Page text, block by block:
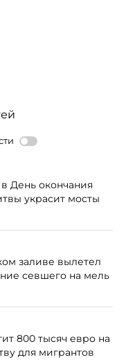
День окончания
украсит мосты
заливе вылетел
севшего на мель
800 тысяч евро на
для мигрантов